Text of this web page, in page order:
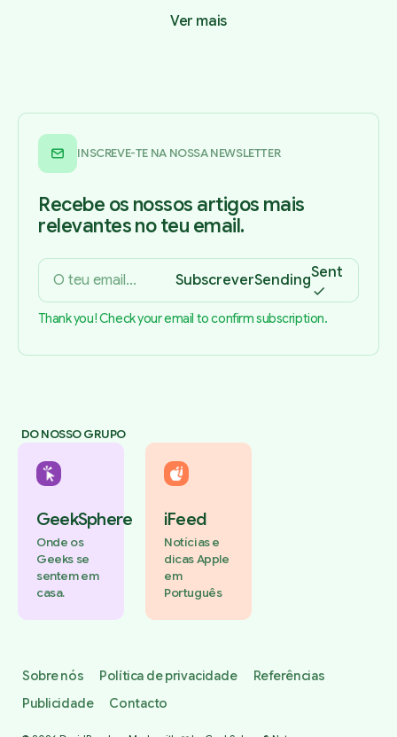
Ver mais
INSCREVE-TE NA NOSSA NEWSLETTER
Recebe os nossos artigos mais
relevantes no teu email.
SubscreverSendingSent
Thank you! Check your email to confirm subscription.
DO NOSSO GRUPO
GeekSphere
Onde os
Geeks se
sentem em
casa.
iFeed
Notícias e
dicas Apple
em
Português
Sobre nós Política de privacidade
Referências
Publicidade
Contacto